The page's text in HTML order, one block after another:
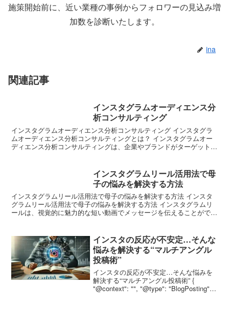
施策開始前に、近い業種の事例からフォロワーの見込み増
加数を診断いたします。
ina
関連記事
インスタグラムオーディエンス分
析コンサルティング
インスタグラムオーディエンス分析コンサルティング インスタグラ
ムオーディエンス分析コンサルティングとは？ インスタグラムオー
ディエンス分析コンサルティングは、企業やブランドがターゲットオ
インスタグラムリール活用法で母
子の悩みを解決する方法
インスタグラムリール活用法で母子の悩みを解決する方法 インスタ
グラムリール活用法で母子の悩みを解決する方法 インスタグラムリ
ールは、視覚的に魅力的な短い動画でメッセージを伝えることができ
インスタの反応が不安定…そんな
悩みを解決する“マルチアングル
投稿術”
インスタの反応が不安定…そんな悩みを
解決する“マルチアングル投稿術” {
"@context": "", "@type": "BlogPosting",